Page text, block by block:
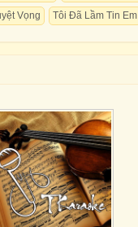
Vọng Tôi Đã Lầm Tin Em